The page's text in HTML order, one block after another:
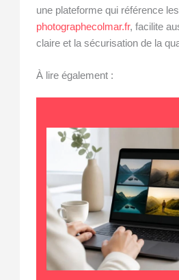
une plateforme qui référence
photographecolmar.fr, facilite
claire et la sécurisation de la
À lire également :